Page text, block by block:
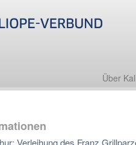
Über
Verleihung des Franz